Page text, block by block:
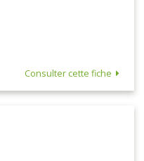
Consulter cette fiche